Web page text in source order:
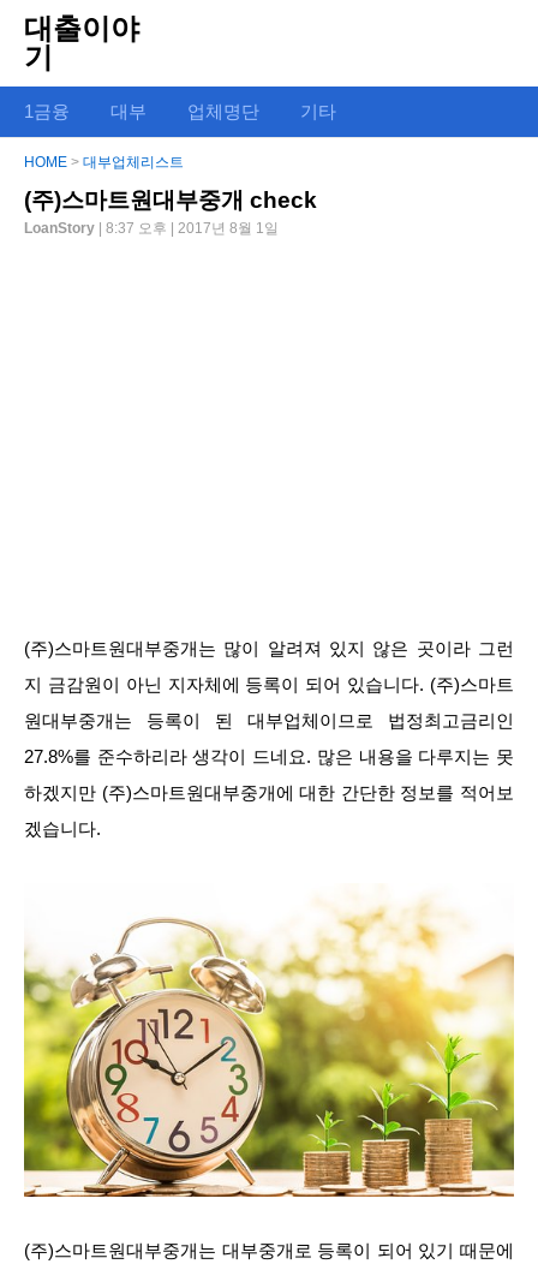
대출이야
기
1금융 대부 업체명단 기타
HOME > 대부업체리스트
(주)스마트원대부중개 check
LoanStory | 8:37 오후 | 2017년 8월 1일
(주)스마트원대부중개는 많이 알려져 있지 않은 곳이라 그런
지 금감원이 아닌 지자체에 등록이 되어 있습니다. (주)스마트
원대부중개는 등록이 된 대부업체이므로 법정최고금리인
27.8%를 준수하리라 생각이 드네요. 많은 내용을 다루지는 못
하겠지만 (주)스마트원대부중개에 대한 간단한 정보를 적어보
겠습니다.
(주)스마트원대부중개는 대부중개로 등록이 되어 있기 때문에